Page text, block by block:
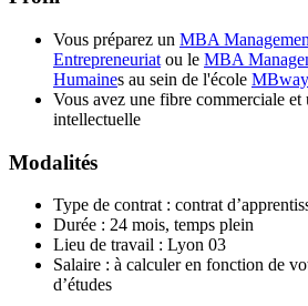
Vous préparez un MBA
Entrepreneuriat ou le MBA
Humaines au sein de l'école
Vous avez une fibre commerciale et
intellectuelle
Modalités
Type de contrat : contrat
Durée : 24 mois, temps plein
Lieu de travail : Lyon 03
Salaire : à calculer en fonction de
d’études